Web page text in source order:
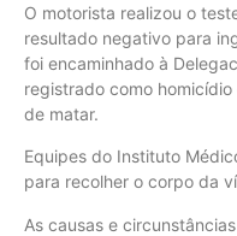
O motorista realizou o
resultado negativo para
foi encaminhado à
registrado como
de matar.
Equipes do Instituto
para recolher o corpo da
As causas e